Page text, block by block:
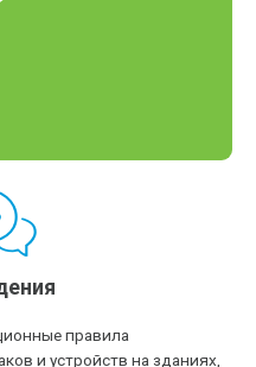
правила
и устройств на зданиях,